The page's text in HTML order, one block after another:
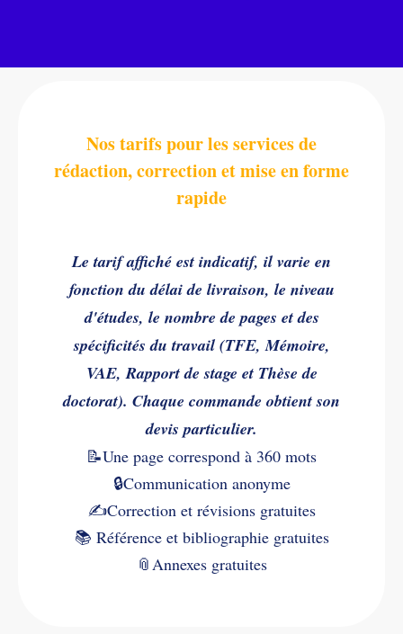
Nos tarifs pour les services de
rédaction, correction et mise en forme
rapide
Le tarif affiché est indicatif, il varie en
fonction du délai de livraison, le niveau
d'études, le nombre de pages et des
spécificités du travail (TFE, Mémoire,
VAE, Rapport de stage et Thèse de
doctorat). Chaque commande obtient son
devis particulier.
📝Une page correspond à 360 mots
🔒Communication anonyme
✍️Correction et révisions gratuites
📚 Référence et bibliographie gratuites
📎 Annexes gratuites